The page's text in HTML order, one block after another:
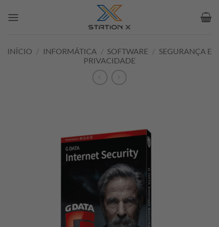
INÍCIO / INFORMÁTICA / SOFTWARE / SEGURANÇA E
PRIVACIDADE